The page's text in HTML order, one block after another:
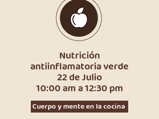
Nutrición
antiinflamatoria verde
22 de Julio
10:00 am a 12:30 pm
Cuerpo y mente en la cocina